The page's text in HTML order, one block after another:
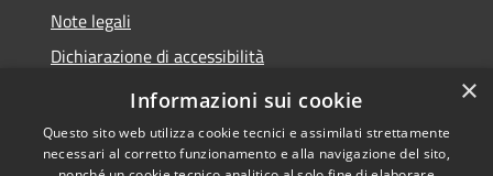
Note legali
Dichiarazione di accessibilità
Statistiche Web
×
Informazioni sui cookie
Questo sito web utilizza cookie tecnici e assimilati strettamente
necessari al corretto funzionamento e alla navigazione del sito,